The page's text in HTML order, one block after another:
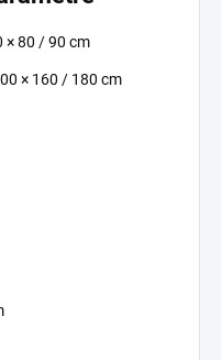
× 80 / 90 cm
× 160 / 180 cm